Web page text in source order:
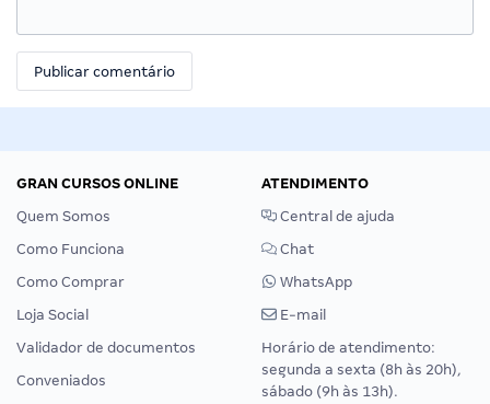
GRAN CURSOS ONLINE
Quem Somos
Como Funciona
Como Comprar
Loja Social
Validador de documentos
Conveniados
ATENDIMENTO
Central de ajuda
Chat
WhatsApp
E-mail
Horário de atendimento:
segunda a sexta (8h às 20h),
sábado (9h às 13h).